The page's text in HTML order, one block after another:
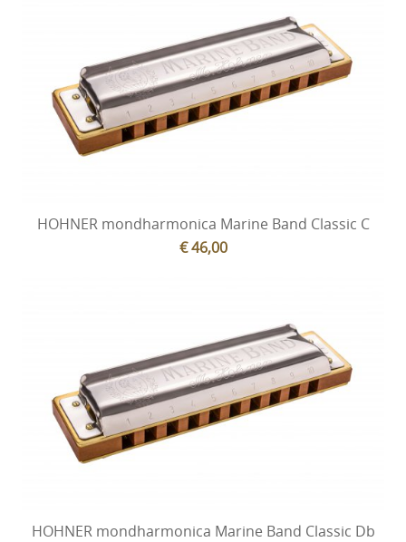
HOHNER mondharmonica Marine Band Classic C
€ 46,00
HOHNER mondharmonica Marine Band Classic Db